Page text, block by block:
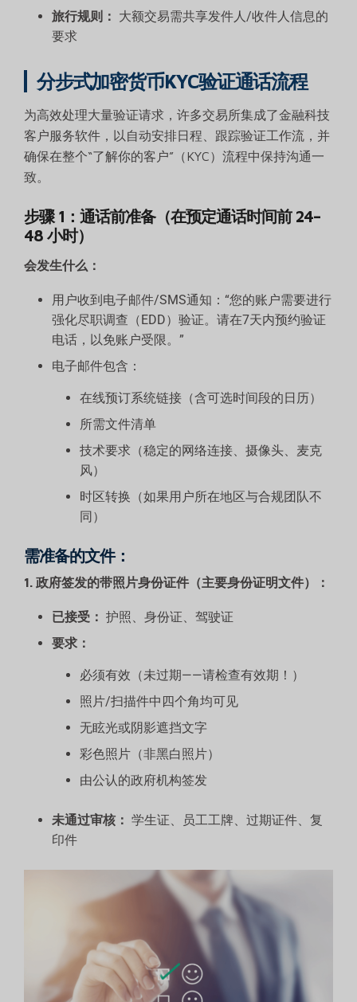
旅行规则： 大额交易需共享发件人/收件人信息的
要求
分步式加密货币KYC验证通话流程
为高效处理大量验证请求，许多交易所集成了金融科技
客户服务软件，以自动安排日程、跟踪验证工作流，并
确保在整个“了解你的客户”（KYC）流程中保持沟通一
致。
步骤 1：通话前准备（在预定通话时间前 24–
48 小时）
会发生什么：
用户收到电子邮件/SMS通知：“您的账户需要进行
强化尽职调查（EDD）验证。请在7天内预约验证
电话，以免账户受限。”
电子邮件包含：
在线预订系统链接（含可选时间段的日历）
所需文件清单
技术要求（稳定的网络连接、摄像头、麦克
风）
时区转换（如果用户所在地区与合规团队不
同）
需准备的文件：
1. 政府签发的带照片身份证件（主要身份证明文件）：
已接受： 护照、身份证、驾驶证
要求：
必须有效（未过期——请检查有效期！）
照片/扫描件中四个角均可见
无眩光或阴影遮挡文字
彩色照片（非黑白照片）
由公认的政府机构签发
未通过审核： 学生证、员工工牌、过期证件、复
印件